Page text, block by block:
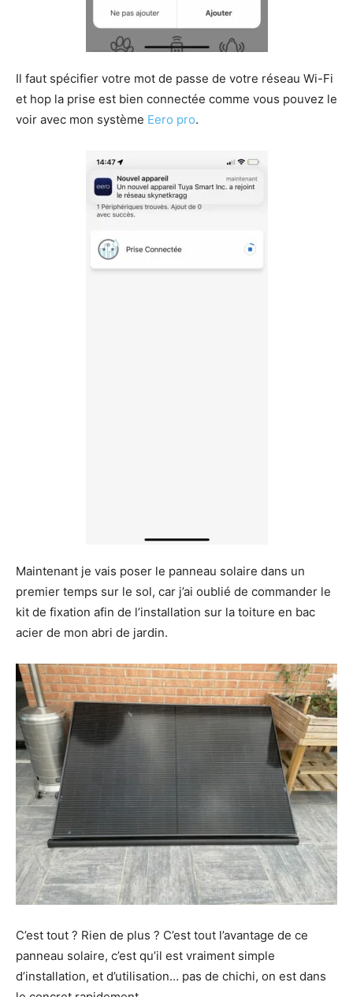
Il faut spécifier votre mot de passe de votre réseau Wi-Fi
et hop la prise est bien connectée comme vous pouvez le
voir avec mon système Eero pro.
Maintenant je vais poser le panneau solaire dans un
premier temps sur le sol, car j’ai oublié de commander le
kit de fixation afin de l’installation sur la toiture en bac
acier de mon abri de jardin.
C’est tout ? Rien de plus ? C’est tout l’avantage de ce
panneau solaire, c’est qu’il est vraiment simple
d’installation, et d’utilisation… pas de chichi, on est dans